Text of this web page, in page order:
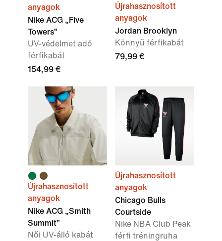
anyagok
Nike ACG „Five
Towers”
UV-védelmet adó
férfikabát
154,99 €
Újrahasznosított
anyagok
Jordan Brooklyn
Könnyű férfikabát
79,99 €
Újrahasznosított
anyagok
Nike ACG „Smith
Summit”
Női UV-álló kabát
Újrahasznosított
anyagok
Chicago Bulls
Courtside
Nike NBA Club Peak
férfi tréningruha